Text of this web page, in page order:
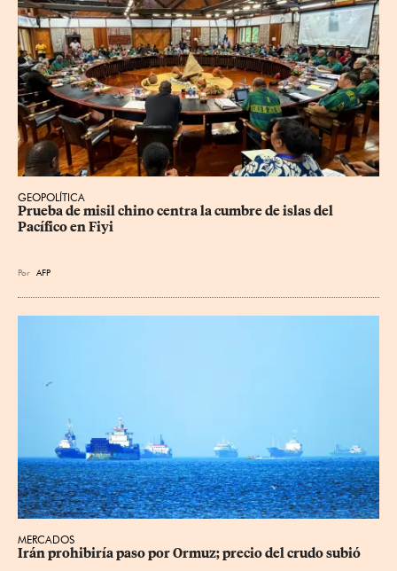
GEOPOLÍTICA
Prueba de misil chino centra la cumbre de islas del
Pacífico en Fiyi
Por AFP
MERCADOS
Irán prohibiría paso por Ormuz; precio del crudo subió